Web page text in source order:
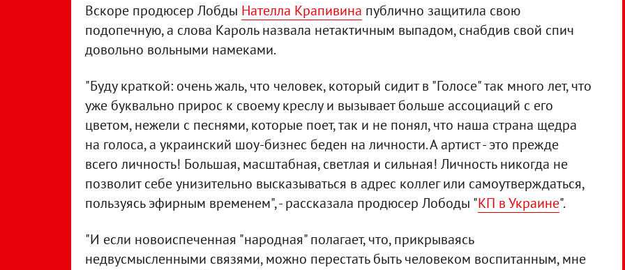
Вскоре продюсер Лобды Нателла Крапивина публично защитила свою
подопечную, а слова Кароль назвала нетактичным выпадом, снабдив свой спич
довольно вольными намеками.
"Буду краткой: очень жаль, что человек, который сидит в "Голосе" так много лет, что
уже буквально прирос к своему креслу и вызывает больше ассоциаций с его
цветом, нежели с песнями, которые поет, так и не понял, что наша страна щедра
на голоса, а украинский шоу-бизнес беден на личности. А артист - это прежде
всего личность! Большая, масштабная, светлая и сильная! Личность никогда не
позволит себе унизительно высказываться в адрес коллег или самоутверждаться,
пользуясь эфирным временем", - рассказала продюсер Лободы "КП в Украине".
"И если новоиспеченная "народная" полагает, что, прикрываясь
недвусмысленными связями, можно перестать быть человеком воспитанным, мне